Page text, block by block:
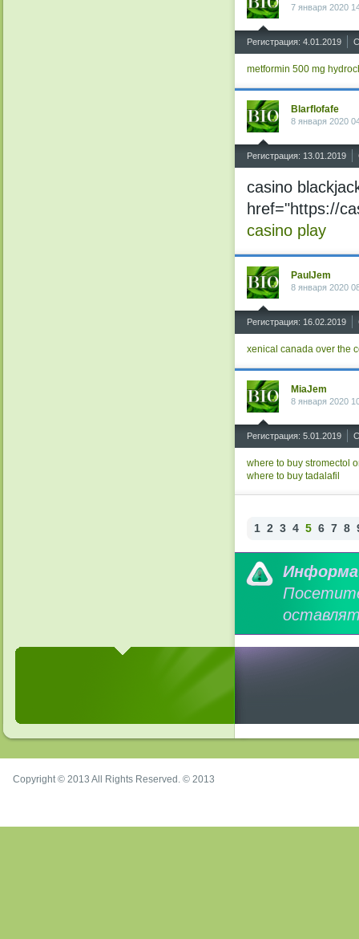
7 января 2020
Регистрация: 4.01.2019
metformin 500 mg
Blarflofafe
8 января 2020
Регистрация: 13.01.2019
casino
href="https://
casino play
PaulJem
8 января 2020
Регистрация: 16.02.2019
xenical canada over the
MiaJem
8 января 2020
Регистрация: 5.01.2019
where to buy stromectol
where to buy tadalafil
1 2 3 4 5 6 7 8
Copyright © 2013 All Rights Reserved. © 2013